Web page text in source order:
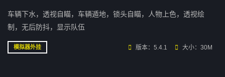
车辆下水，透视自瞄，车辆遁地，锁头自瞄，人物上色，透视绘
制，无后防抖，显示队伍
模拟器外挂 版本：5.4.1 大小：30M